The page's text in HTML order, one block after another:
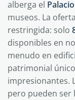
alberga el
museos. La
restringida: solo
disponibles en
menudo en
patrimonial
impresionantes.
pero pueden ser